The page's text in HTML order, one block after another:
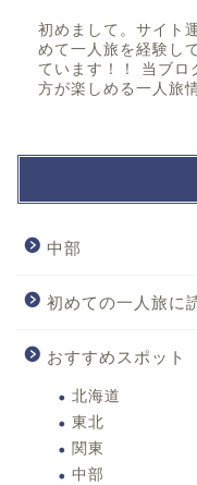
初めまして。サイト
めて一人旅を経験し
ています！！ 当ブロ
方が楽しめる一人旅
中部
初めての一人旅に
おすすめスポット
北海道
東北
関東
中部